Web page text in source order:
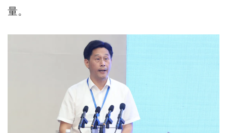
量。